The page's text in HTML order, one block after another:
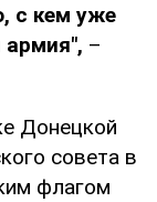
с кем уже
армия", –
Донецкой
совета в
флагом